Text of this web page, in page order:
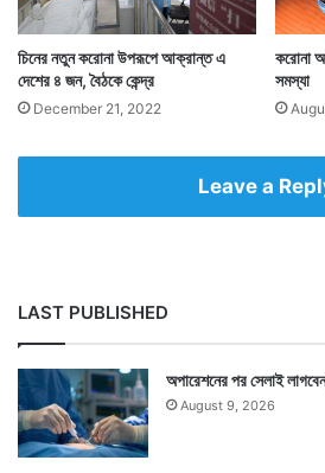
রাজ্যে একই সঙ্গে অনেক রোগী সুস্থ
হয়ে উঠেছেন ৬৯১ জন। যার ফলে
মানুষের মোট সংখ্যা দাঁড়িয়েছে ১৫
স্বাস্থ্য দফতরের দৈনিক বুলেটিন-এর
চিনের নতুন করোনা উপরূপে আক্রান্ত এ
দেশের ৪ জন, বৈঠকে কেন্দ্র
December 21, 2022
করোনা
সমস্যা
Leave a
LAST PUBLISHED
অপারেশনের পর সেলাই
August 9, 2026